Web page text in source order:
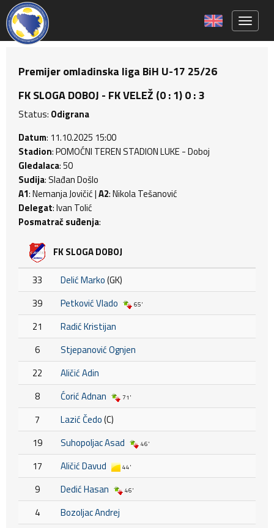
Premijer omladinska liga BiH U-17 25/26
FK SLOGA DOBOJ - FK VELEŽ (0 : 1) 0 : 3
Status: Odigrana
Datum: 11.10.2025 15:00
Stadion: POMOĆNI TEREN STADION LUKE - Doboj
Gledalaca: 50
Sudija: Slađan Došlo
A1: Nemanja Jovičić |A2: Nikola Tešanović
Delegat: Ivan Tolić
Posmatrač suđenja:
FK SLOGA DOBOJ
33 Delić Marko(GK)
39
Petković Vlado 65'
21
Radić Kristijan
6
Stjepanović Ognjen
22
Aličić Adin
8
Ćorić Adnan 71'
7 Lazić Čedo(C)
19
Suhopoljac Asad 46'
17 Aličić Davud 44'
9 Dedić Hasan 46'
4
Bozoljac Andrej